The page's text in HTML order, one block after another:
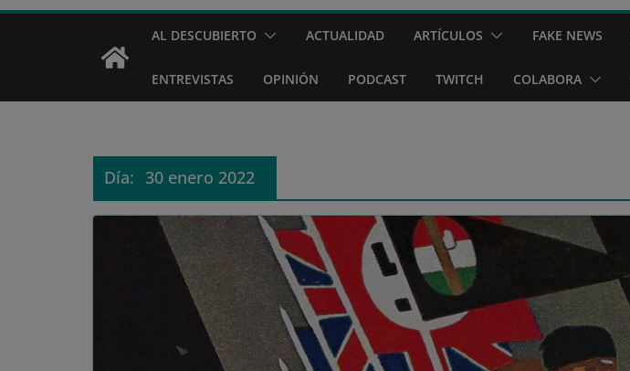
AL DESCUBIERTO ACTUALIDAD ARTÍCULOS FAKE NEWS
ENTREVISTAS OPINIÓN PODCAST TWITCH COLABORA
Día: 30 enero 2022